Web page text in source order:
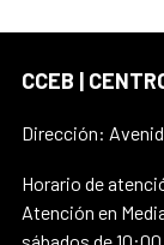
CCEB |
Dirección:
Horario de
Atención en